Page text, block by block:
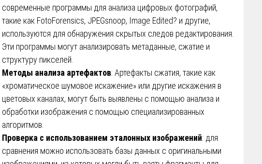
современные программы для анализа цифровых фотографий,
такие как FotoForensics, JPEGsnoop, Image Edited? и другие,
используются для обнаружения скрытых следов редактирования.
Эти программы могут анализировать метаданные, сжатие и
структуру пикселей.
Методы анализа артефактов: Артефакты сжатия, такие как
«хроматическое шумовое искажение» или другие искажения в
цветовых каналах, могут быть выявлены с помощью анализа и
обработки изображения с помощью специализированных
алгоритмов.
Проверка с использованием эталонных изображений: для
сравнения можно использовать базы данных с оригинальными